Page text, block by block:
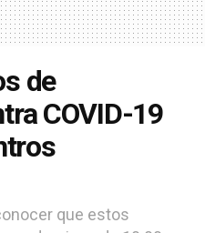
de
COVID-19
que estos